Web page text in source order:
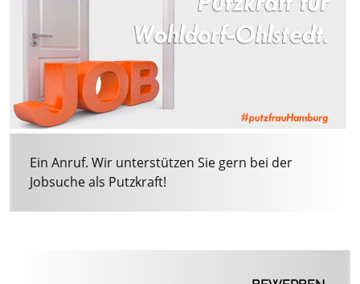
Ein Anruf. Wir unterstützen Sie gern bei der
Jobsuche als Putzkraft!